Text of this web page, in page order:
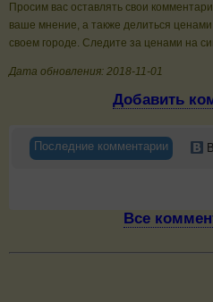
Просим вас оставлять свои
ваше мнение, а также делиться
своем городе. Следите за ценами на
Дата обновления: 2018-11-01
Добавить
Последние комментарии
Все